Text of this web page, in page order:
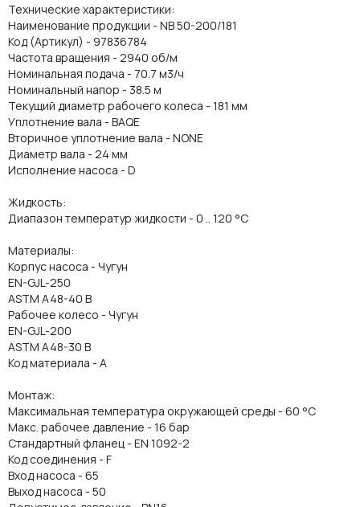
Технические характеристики:
Наименование продукции - NB 50-200/181
Код (Артикул) - 97836784
Частота вращения - 2940 об/м
Номинальная подача - 70.7 м3/ч
Номинальный напор - 38.5 м
Текущий диаметр рабочего колеса - 181 мм
Уплотнение вала - BAQE
Вторичное уплотнение вала - NONE
Диаметр вала - 24 мм
Исполнение насоса - D
Жидкость:
Диапазон температур жидкости - 0 .. 120 °C
Материалы:
Корпус насоса - Чугун
EN-GJL-250
ASTM A48-40 B
Рабочее колесо - Чугун
EN-GJL-200
ASTM A48-30 B
Код материала - A
Монтаж:
Максимальная температура окружающей среды - 60 °C
Макс. рабочее давление - 16 бар
Стандартный фланец - EN 1092-2
Код соединения - F
Вход насоса - 65
Выход насоса - 50